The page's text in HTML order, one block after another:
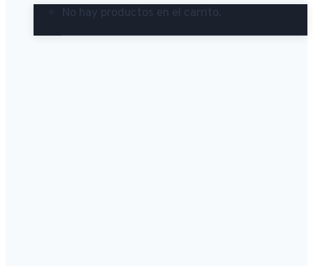
No hay productos en el carrito.